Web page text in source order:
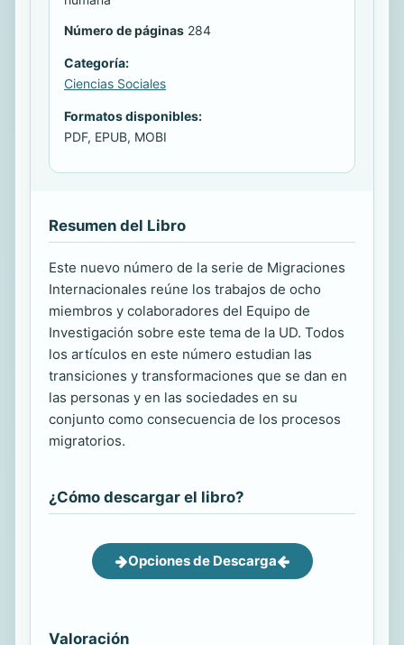
Número de páginas 284
Categoría:
Ciencias Sociales
Formatos disponibles:
PDF, EPUB, MOBI
Resumen del Libro
Este nuevo número de la serie de Migraciones
Internacionales reúne los trabajos de ocho
miembros y colaboradores del Equipo de
Investigación sobre este tema de la UD. Todos
los artículos en este número estudian las
transiciones y transformaciones que se dan en
las personas y en las sociedades en su
conjunto como consecuencia de los procesos
migratorios.
¿Cómo descargar el libro?
Opciones de Descarga
Valoración